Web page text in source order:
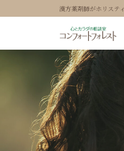
ン
ビ
漢方薬剤師がホリステ